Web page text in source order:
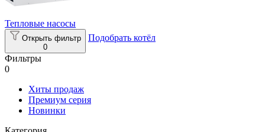
Тепловые насосы
Открыть фильтр
0
Подобрать котёл
Фильтры
0
Хиты продаж
Премиум серия
Новинки